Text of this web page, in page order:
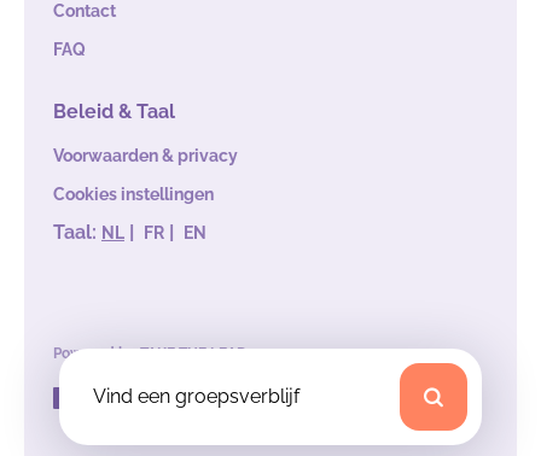
Vind een groepsverblijf
Contact
FAQ
Beleid & Taal
Voorwaarden & privacy
Cookies instellingen
Taal: NL | FR | EN
Powered byTAKE THE LEAD